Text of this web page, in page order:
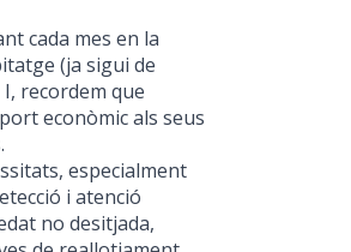
cada mes en la
(ja sigui de
recordem que
econòmic als seus
especialment
i atenció
no desitjada,